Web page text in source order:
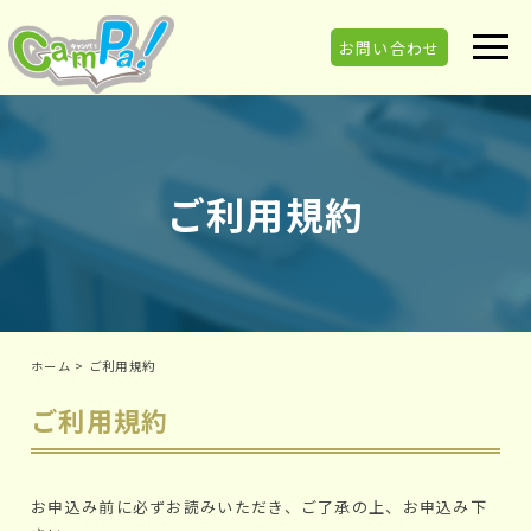
お問い合わせ
ご利用規約
ホーム > ご利用規約
ご利用規約
お申込み前に必ずお読みいただき、ご了承の上、お申込み下